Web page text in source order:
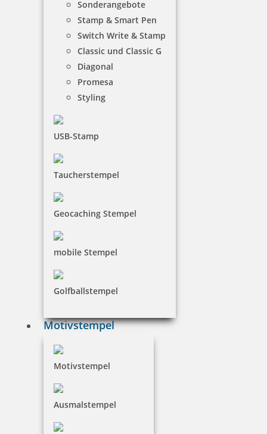
Sonderangebote
Stamp & Smart Pen
Switch Write & Stamp
Classic und Classic G
Diagonal
Promesa
Styling
USB-Stamp
Taucherstempel
Geocaching Stempel
mobile Stempel
Golfballstempel
Motivstempel
Motivstempel
Ausmalstempel